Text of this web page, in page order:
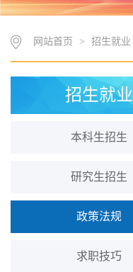
网站首页 > 招生就业
招生就业
本科生招生
研究生招生
政策法规
求职技巧